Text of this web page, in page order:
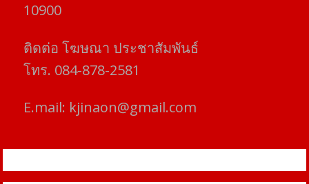
10900
ติดต่อ​ โฆษณา​ ประชาสัมพันธ์
โทร​. 084-878-2581
E.mail: kjinaon@gmail.com